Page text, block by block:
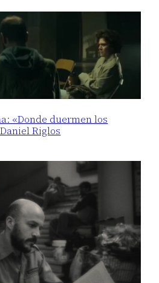
«Donde duermen los
Riglos